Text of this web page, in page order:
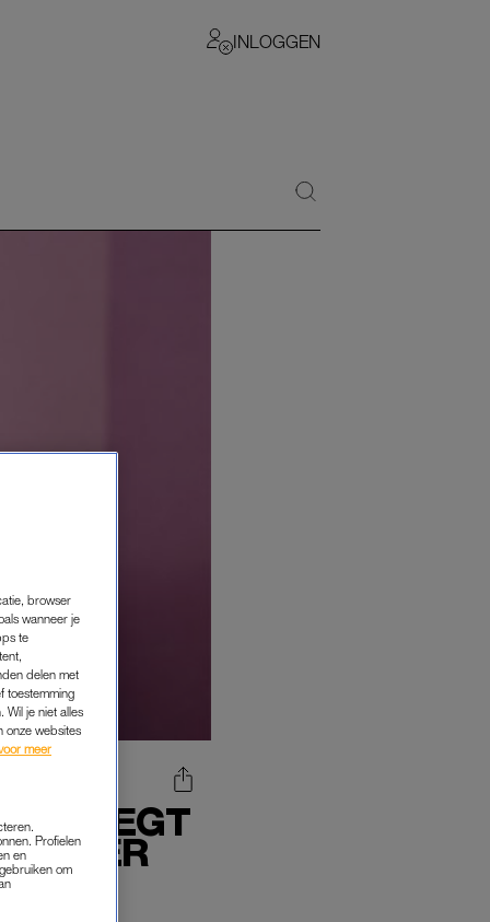
INLOGGEN
EN LEGT
NEER
browser
wanneer je
te
delen met
toestemming
Wil je niet alles
onze websites
meer
Profielen
en
om